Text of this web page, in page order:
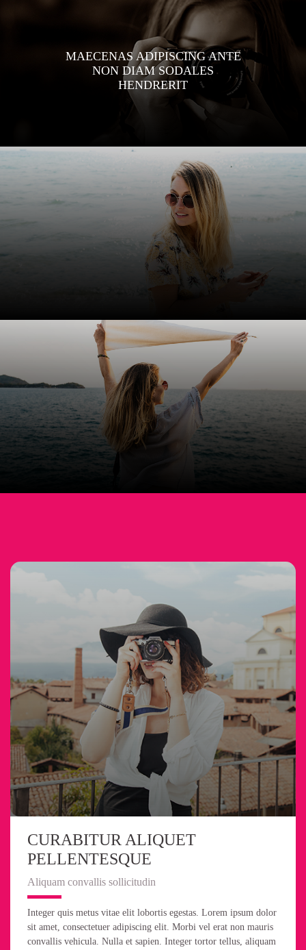
MAECENAS ADIPISCING ANTE
NON DIAM SODALES
HENDRERIT
CURABITUR ALIQUET
PELLENTESQUE
Aliquam convallis sollicitudin
Integer quis metus vitae elit lobortis egestas. Lorem ipsum dolor
sit amet, consectetuer adipiscing elit. Morbi vel erat non mauris
convallis vehicula. Nulla et sapien. Integer tortor tellus, aliquam